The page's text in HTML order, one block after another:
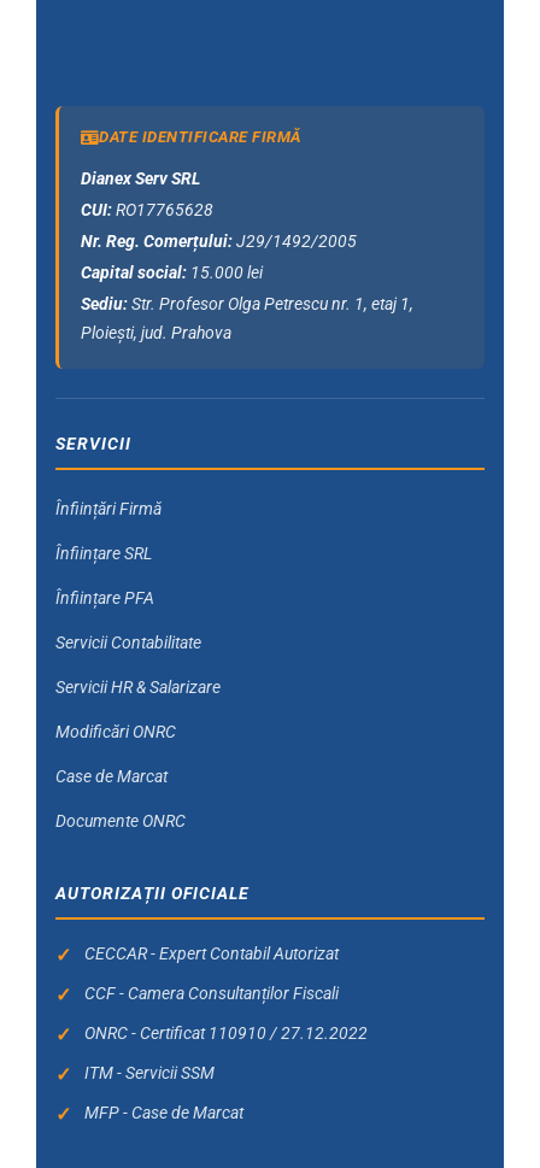
DATE IDENTIFICARE FIRMĂ
Dianex Serv SRL
CUI:RO17765628
Nr. Reg. Comerțului:J29/1492/2005
Capital social:15.000 lei
Sediu:Str. Profesor Olga Petrescu nr. 1, etaj 1,
Ploiești, jud. Prahova
SERVICII
Înființări Firmă
Înființare SRL
Înființare PFA
Servicii Contabilitate
Servicii HR & Salarizare
Modificări ONRC
Case de Marcat
Documente ONRC
AUTORIZAȚII OFICIALE
CECCAR - Expert Contabil Autorizat
CCF - Camera Consultanților Fiscali
ONRC - Certificat 110910 / 27.12.2022
ITM - Servicii SSM
MFP - Case de Marcat